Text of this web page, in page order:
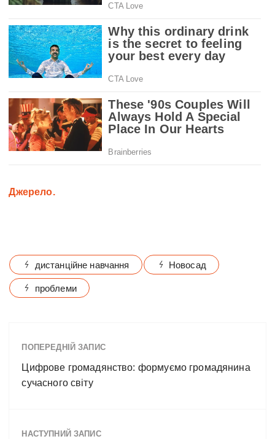
Джерело.
дистанційне навчання Новосад
проблеми
ПОПЕРЕДНІЙ ЗАПИС
Цифрове громадянство: формуємо громадянина
сучасного світу
НАСТУПНИЙ ЗАПИС